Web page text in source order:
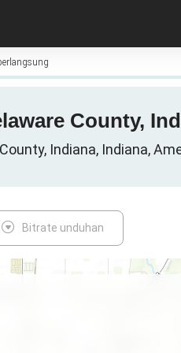
County,
Indiana, Indiana,
Bitrate unduhan